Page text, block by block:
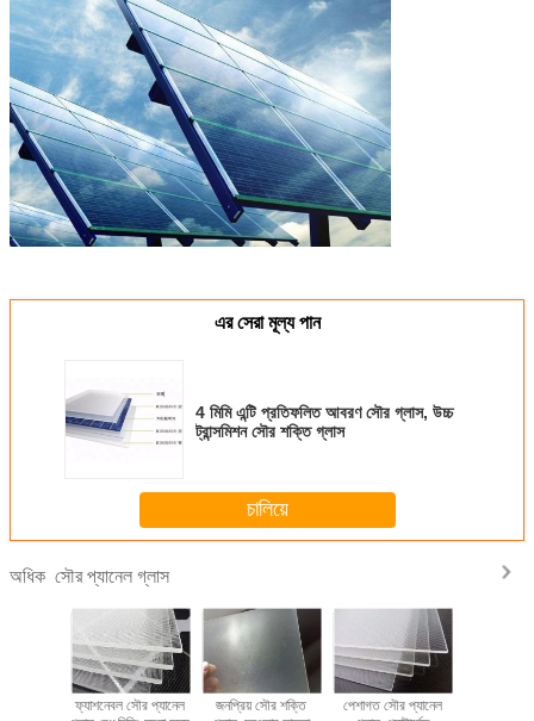
এর সেরা মূল্য পান
4 মিমি এন্টি প্রতিফলিত আবরণ সৌর গ্লাস, উচ্চ
ট্রান্সমিশন সৌর শক্তি গ্লাস
চালিয়ে
অধিক সৌর প্যানেল গ্লাস
ফ্যাশনেবল সৌর প্যানেল
জনপ্রিয় সৌর শক্তি
পেশাগত সৌর প্যানেল